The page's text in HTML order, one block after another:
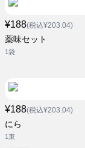
¥188(税込¥203.04)
薬味セット
1袋
¥188(税込¥203.04)
にら
1束